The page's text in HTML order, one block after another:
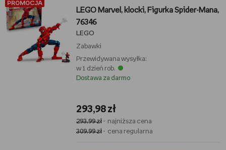
PROMOCJA
LEGO Marvel, klocki, Figurka Spider-Mana,
76346
LEGO
Zabawki
Przewidywana wysyłka:
w 1 dzień rob.
Dostawa za darmo
293,98 zł
293,99 zł- najniższa cena
309,99 zł- cena regularna